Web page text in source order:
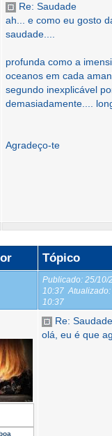
Re: Saudade
ah... e como eu gosto
saudade....
profunda como a
oceanos em cada
segundo inexplicável
demasiadamente....
Agradeço-te
Tópico
Publicado: 25/10/
10:37 Atualizado:
10:37
Re: Saudade
olá, eu é que